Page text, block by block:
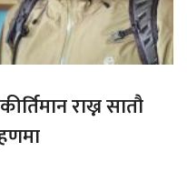
राख्न सातौ